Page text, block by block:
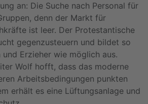
an: Die Suche nach Personal für
denn der Markt für
ist leer. Der Protestantische
gegenzusteuern und bildet so
und Erzieher wie möglich aus.
Wolf hofft, dass das moderne
Arbeitsbedingungen punkten
erhält es eine Lüftungsanlage und